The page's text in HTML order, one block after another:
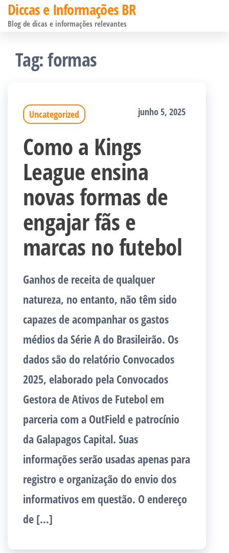
Pular
para
conteúdo
Diccas e Informações BR
Blog de dicas e informações relevantes
Tag:formas
Uncategorized junho 5, 2025
Como a Kings
League ensina
novas formas de
engajar fãs e
marcas no futebol
Ganhos de receita de qualquer
natureza, no entanto, não têm sido
capazes de acompanhar os gastos
médios da Série A do Brasileirão. Os
dados são do relatório Convocados
2025, elaborado pela Convocados
Gestora de Ativos de Futebol em
parceria com a OutField e patrocínio
da Galapagos Capital. Suas
informações serão usadas apenas para
registro e organização do envio dos
informativos em questão. O endereço
de […]